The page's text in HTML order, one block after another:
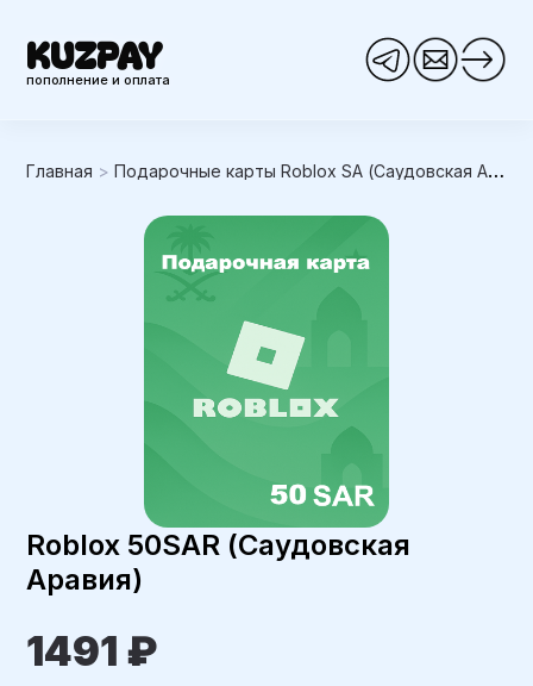
KUZPAY
пополнение и оплата
Главная >Подарочные карты Roblox SA (Саудовская Аравия)
Roblox 50SAR (Саудовская
Аравия)
1491 ₽